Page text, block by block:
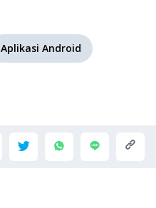
Aplikasi Android